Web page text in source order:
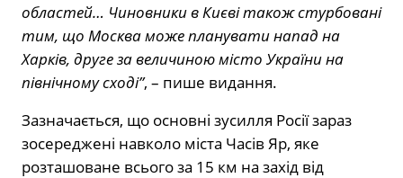
областей… Чиновники в Києві також стурбовані
тим, що Москва може планувати напад на
Харків, друге за величиною місто України на
північному сході”, – пише видання.
Зазначається, що основні зусилля Росії зараз
зосереджені навколо міста Часів Яр, яке
розташоване всього за 15 км на захід від